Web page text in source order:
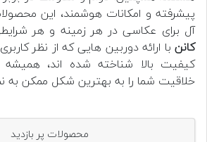
پیشرفته و امکانات هوشمند، این
آل برای عکاسی در هر زمینه و هر
کانن با ارائه دوربین هایی که از نظر
کیفیت بالا شناخته شده اند،
خلاقیت شما را به بهترین شکل ممکن به
محصولات پر بازدید